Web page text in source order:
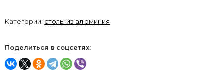
Категории: столы из алюминия
Поделиться в соцсетях: